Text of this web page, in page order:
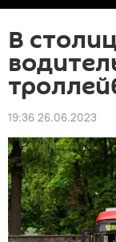
В
19:36 26.06.2023